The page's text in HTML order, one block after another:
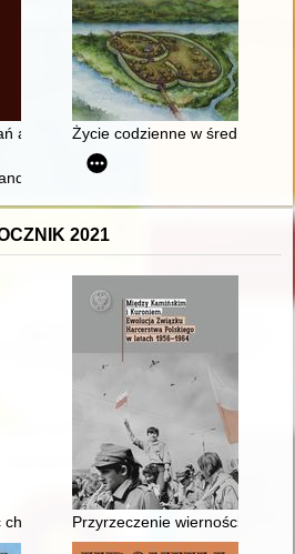
archeologicznych przy ulicy
Życie codzienne w
i Władysław Lis
2021
in Poland upon the political
Przyrzeczenie wierności